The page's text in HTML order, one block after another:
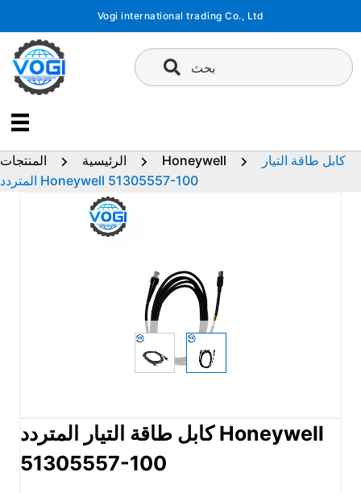
المحتوى
Vogi international trading Co., Ltd
بحث
الرئيسية المنتجات Honeywell
كابل طاقة التيار
المتردد Honeywell 51305557-100
كابل طاقة التيار المتردد Honeywell
51305557-100